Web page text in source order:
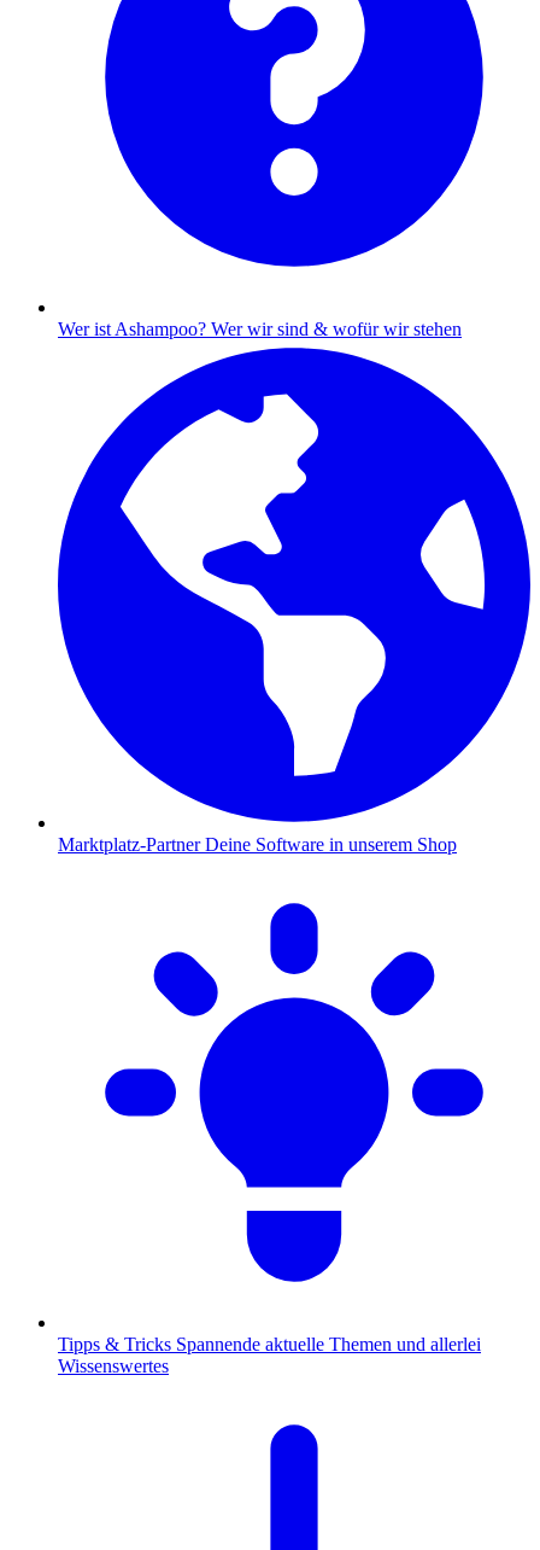
Wer ist Ashampoo? Wer wir sind & wofür wir stehen
Marktplatz-Partner Deine Software in unserem Shop
Tipps & Tricks Spannende aktuelle Themen und allerlei
Wissenswertes